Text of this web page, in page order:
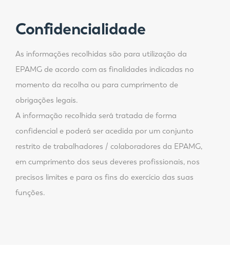
Confidencialidade
As informações recolhidas são para utilização da
EPAMG de acordo com as finalidades indicadas no
momento da recolha ou para cumprimento de
obrigações legais.
A informação recolhida será tratada de forma
confidencial e poderá ser acedida por um conjunto
restrito de trabalhadores / colaboradores da EPAMG,
em cumprimento dos seus deveres profissionais, nos
precisos limites e para os fins do exercício das suas
funções.